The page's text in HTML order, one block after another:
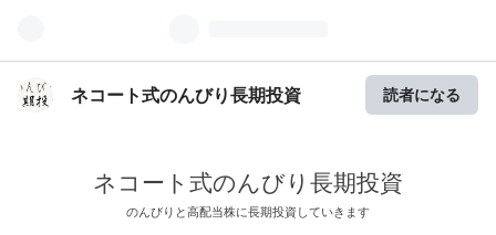
ネコート式のんびり長期投資 読者になる
ネコート式のんびり長期投資
のんびりと高配当株に長期投資していきます